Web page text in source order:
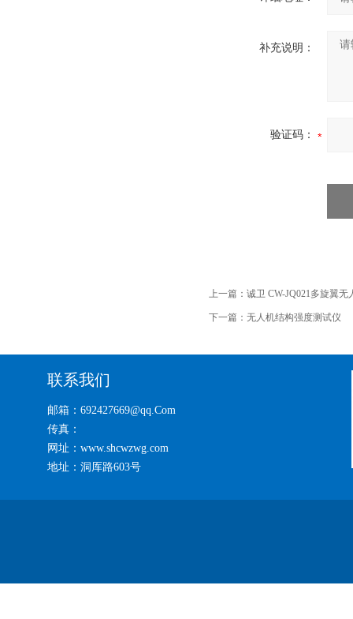
补充说明：
验证码：
上一篇： 诚卫 CW-JQ021多旋翼
下一篇： 无人机结构强度测试仪
联系我们
邮箱：692427669@qq.Com
传真：
网址：www.shcwzwg.com
地址：洞厍路603号